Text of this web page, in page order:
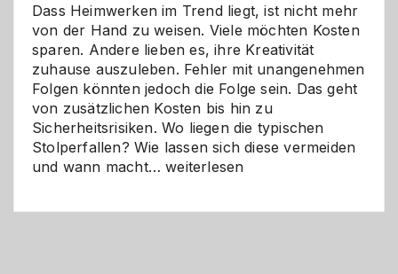
Dass Heimwerken im Trend liegt, ist nicht mehr
von der Hand zu weisen. Viele möchten Kosten
sparen. Andere lieben es, ihre Kreativität
zuhause auszuleben. Fehler mit unangenehmen
Folgen könnten jedoch die Folge sein. Das geht
von zusätzlichen Kosten bis hin zu
Sicherheitsrisiken. Wo liegen die typischen
Stolperfallen? Wie lassen sich diese vermeiden
und wann macht…Selber
weiterlesen